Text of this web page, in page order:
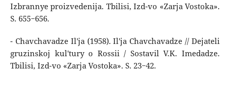
Izbrannye proizvedenija. Tbilisi, Izd-vo «Zarja Vostoka».
S. 655−656.
- Chavchavadze Il'ja (1958). Il'ja Chavchavadze // Dejateli
gruzinskoj kul'tury o Rossii / Sostavil V.K. Imedadze.
Tbilisi, Izd-vo «Zarja Vostoka». S. 23−42.